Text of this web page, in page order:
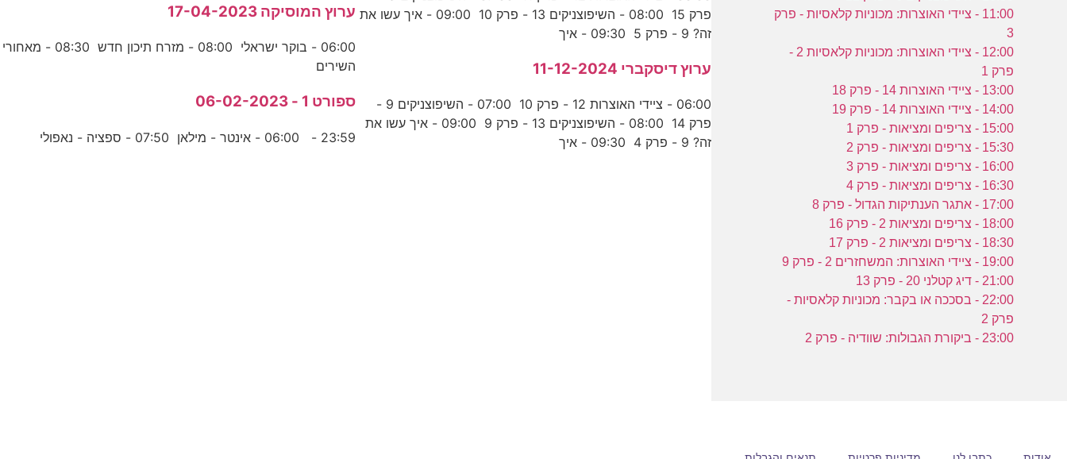
11:00 - ציידי האוצרות: מכוניות קלאסיות - פרק
3
12:00 - ציידי האוצרות: מכוניות קלאסיות 2 -
פרק 1
13:00 - ציידי האוצרות 14 - פרק 18
14:00 - ציידי האוצרות 14 - פרק 19
15:00 - צריפים ומציאות - פרק 1
15:30 - צריפים ומציאות - פרק 2
16:00 - צריפים ומציאות - פרק 3
16:30 - צריפים ומציאות - פרק 4
17:00 - אתגר הענתיקות הגדול - פרק 8
18:00 - צריפים ומציאות 2 - פרק 16
18:30 - צריפים ומציאות 2 - פרק 17
19:00 - ציידי האוצרות: המשחזרים 2 - פרק 9
21:00 - דיג קטלני 20 - פרק 13
22:00 - בסככה או בקבר: מכוניות קלאסיות -
פרק 2
23:00 - ביקורת הגבולות: שוודיה - פרק 2
פרק 15 08:00 - השיפוצניקים 13 - פרק 10 09:00 - איך עשו את
זה? 9 - פרק 5 09:30 - איך
ערוץ דיסקברי 11-12-2024
06:00 - ציידי האוצרות 12 - פרק 10 07:00 - השיפוצניקים 9 -
פרק 14 08:00 - השיפוצניקים 13 - פרק 9 09:00 - איך עשו את
זה? 9 - פרק 4 09:30 - איך
ערוץ המוסיקה 17-04-2023
06:00 - בוקר ישראלי 08:00 - מזרח תיכון חדש 08:30 - מאחורי
השירים
ספורט 1 - 06-02-2023
23:59 - 06:00 - אינטר - מילאן 07:50 - ספציה - נאפולי